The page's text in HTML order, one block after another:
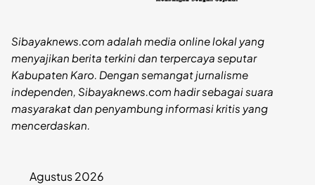
Sibayaknews.com adalah media online lokal yang
menyajikan berita terkini dan terpercaya seputar
Kabupaten Karo. Dengan semangat jurnalisme
independen, Sibayaknews.com hadir sebagai suara
masyarakat dan penyambung informasi kritis yang
mencerdaskan.
Agustus 2026